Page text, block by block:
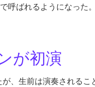
呼ばれるようになった
が初演
、生前は演奏されるこ